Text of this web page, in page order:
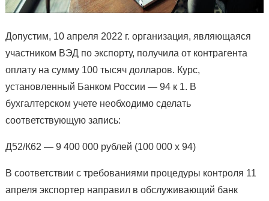
Допустим, 10 апреля 2022 г. организация, являющаяся
участником ВЭД по экспорту, получила от контрагента
оплату на сумму 100 тысяч долларов. Курс,
установленный Банком России — 94 к 1. В
бухгалтерском учете необходимо сделать
соответствующую запись:
Д52/К62 — 9 400 000 рублей (100 000 х 94)
В соответствии с требованиями процедуры контроля 11
апреля экспортер направил в обслуживающий банк